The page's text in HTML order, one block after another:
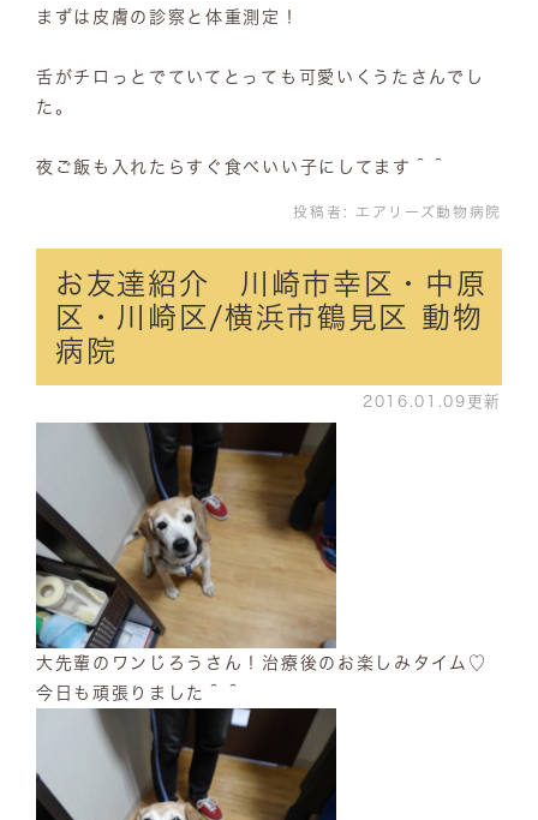
まずは皮膚の診察と体重測定！
舌がチロっとでていてとっても可愛いくうたさんでし
た。
夜ご飯も入れたらすぐ食べいい子にしてます＾＾
投稿者: エアリーズ動物病院
お友達紹介 川崎市幸区・中原
区・川崎区/横浜市鶴見区 動物
病院
2016.01.09更新
大先輩のワンじろうさん！治療後のお楽しみタイム♡
今日も頑張りました＾＾